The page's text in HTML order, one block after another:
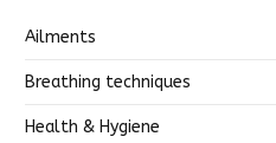
Ailments
Breathing techniques
Health & Hygiene